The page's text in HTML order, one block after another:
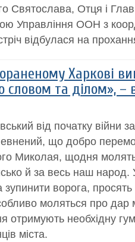
Святослава, Отця і
Управління ООН з
відбулася на
Харкові
словом та ділом», –
від початку війни
що добро
Миколая, щодня
й за весь наш народ.
зупинити ворога, просять
моляться про
отримують необхідну
міста.